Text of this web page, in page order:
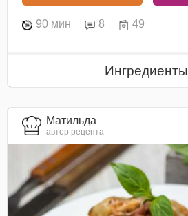
90 мин 8 49
Ингредиенты
Матильда
автор рецепта